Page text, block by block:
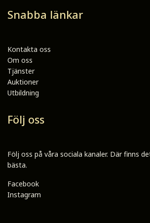
Snabba länkar
Kontakta oss
Om oss
Tjänster
Auktioner
Utbildning
Följ oss
Följ oss på våra sociala kanaler. Där finns
bästa.
Facebook
Instagram